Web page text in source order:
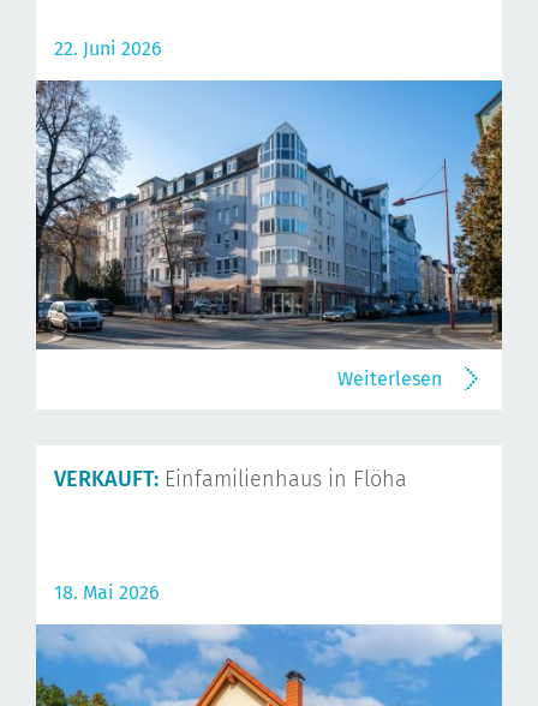
22. Juni 2026
Weiterlesen
VERKAUFT: Einfamilienhaus in Flöha
18. Mai 2026